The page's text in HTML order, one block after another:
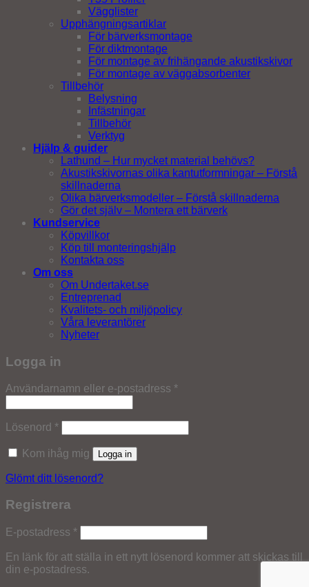
Vägglister
Upphängningsartiklar
För bärverksmontage
För diktmontage
För montage av frihängande akustikskivor
För montage av väggabsorbenter
Tillbehör
Belysning
Infästningar
Tillbehör
Verktyg
Hjälp & guider
Lathund – Hur mycket material behövs?
Akustikskivornas olika kantutformningar – Förstå
skillnaderna
Olika bärverksmodeller – Förstå skillnaderna
Gör det själv – Montera ett bärverk
Kundservice
Köpvillkor
Köp till monteringshjälp
Kontakta oss
Om oss
Om Undertaket.se
Entreprenad
Kvalitets- och miljöpolicy
Våra leverantörer
Nyheter
Logga in
Användarnamn eller e-postadress *Obligatoriskt
Lösenord *Obligatoriskt
Kom ihåg mig Logga in
Glömt ditt lösenord?
Registrera
E-postadress *Obligatoriskt
En länk för att ställa in ett nytt lösenord kommer att skickas till
din e-postadress.